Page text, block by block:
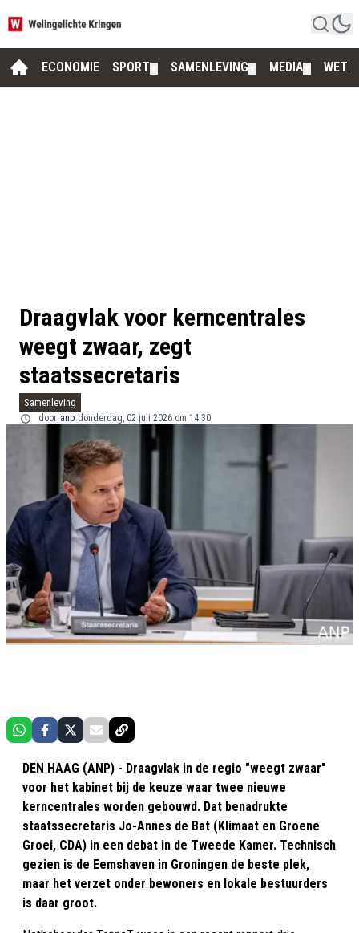
ECONOMIE SPORT SAMENLEVING MEDIA
Draagvlak voor kerncentrales
weegt zwaar, zegt
staatssecretaris
Samenleving
door anp donderdag, 02 juli 2026 om 14:30
DEN HAAG (ANP) - Draagvlak in de regio "weegt zwaar"
voor het kabinet bij de keuze waar twee nieuwe
kerncentrales worden gebouwd. Dat benadrukte
staatssecretaris Jo-Annes de Bat (Klimaat en Groene
Groei, CDA) in een debat in de Tweede Kamer. Technisch
gezien is de Eemshaven in Groningen de beste plek,
maar het verzet onder bewoners en lokale bestuurders
is daar groot.